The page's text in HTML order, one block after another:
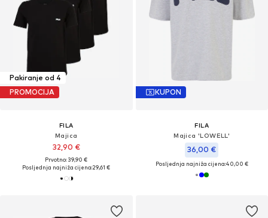
Pakiranje od 4
PROMOCIJA
FILA
Majica
32,90 €
Prvotno: 39,90 €
Posljednja najniža cijena:29,61 €
KUPON
FILA
Majica 'LOWELL'
36,00 €
Posljednja najniža cijena:40,00 €